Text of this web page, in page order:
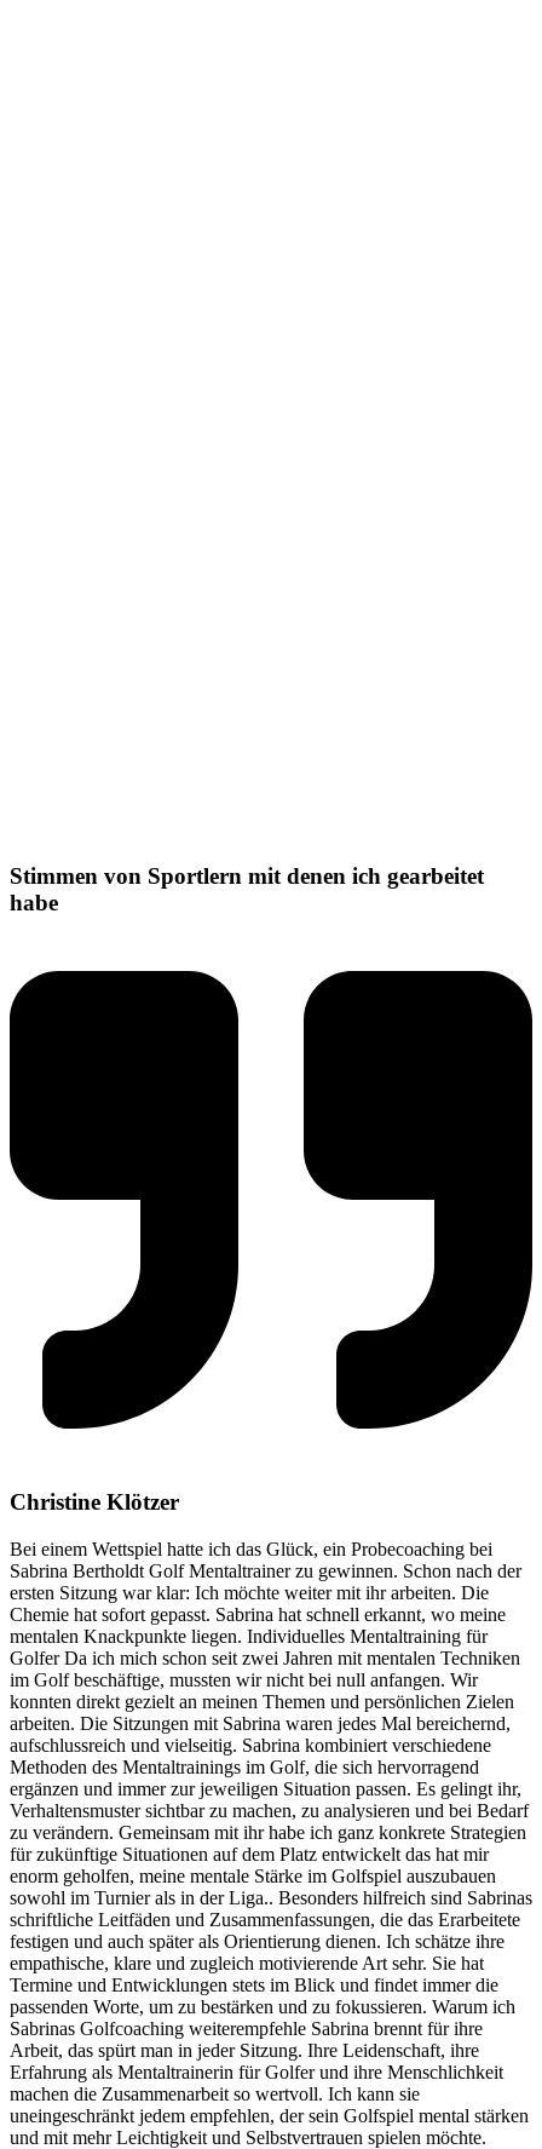
Stimmen von Sportlern mit denen ich gearbeitet
habe
Christine Klötzer
Bei einem Wettspiel hatte ich das Glück, ein Probecoaching bei
Sabrina Bertholdt Golf Mentaltrainer zu gewinnen. Schon nach der
ersten Sitzung war klar: Ich möchte weiter mit ihr arbeiten. Die
Chemie hat sofort gepasst. Sabrina hat schnell erkannt, wo meine
mentalen Knackpunkte liegen. Individuelles Mentaltraining für
Golfer Da ich mich schon seit zwei Jahren mit mentalen Techniken
im Golf beschäftige, mussten wir nicht bei null anfangen. Wir
konnten direkt gezielt an meinen Themen und persönlichen Zielen
arbeiten. Die Sitzungen mit Sabrina waren jedes Mal bereichernd,
aufschlussreich und vielseitig. Sabrina kombiniert verschiedene
Methoden des Mentaltrainings im Golf, die sich hervorragend
ergänzen und immer zur jeweiligen Situation passen. Es gelingt ihr,
Verhaltensmuster sichtbar zu machen, zu analysieren und bei Bedarf
zu verändern. Gemeinsam mit ihr habe ich ganz konkrete Strategien
für zukünftige Situationen auf dem Platz entwickelt das hat mir
enorm geholfen, meine mentale Stärke im Golfspiel auszubauen
sowohl im Turnier als in der Liga.. Besonders hilfreich sind Sabrinas
schriftliche Leitfäden und Zusammenfassungen, die das Erarbeitete
festigen und auch später als Orientierung dienen. Ich schätze ihre
empathische, klare und zugleich motivierende Art sehr. Sie hat
Termine und Entwicklungen stets im Blick und findet immer die
passenden Worte, um zu bestärken und zu fokussieren. Warum ich
Sabrinas Golfcoaching weiterempfehle Sabrina brennt für ihre
Arbeit, das spürt man in jeder Sitzung. Ihre Leidenschaft, ihre
Erfahrung als Mentaltrainerin für Golfer und ihre Menschlichkeit
machen die Zusammenarbeit so wertvoll. Ich kann sie
uneingeschränkt jedem empfehlen, der sein Golfspiel mental stärken
und mit mehr Leichtigkeit und Selbstvertrauen spielen möchte.